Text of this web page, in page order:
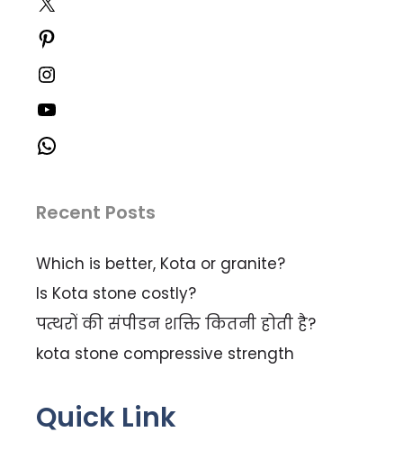
Recent Posts
Which is better, Kota or granite?
Is Kota stone costly?
पत्थरों की संपीडन शक्ति कितनी होती है?
kota stone compressive strength
Quick Link